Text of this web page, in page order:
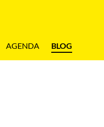
AGENDA BLOG